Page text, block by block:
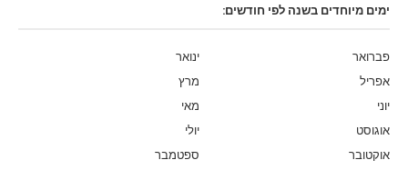
ימים מיוחדים בשנה לפי חודשים:
ינואר
פברואר
מרץ
אפריל
מאי
יוני
יולי
אוגוסט
ספטמבר
אוקטובר